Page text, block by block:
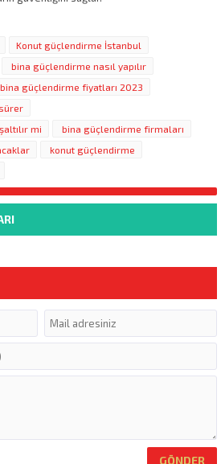
Konut güçlendirme İstanbul
bina güçlendirme nasıl yapılır
bina güçlendirme fiyatları 2023
mi
bina güçlendirme firmaları
konut güçlendirme